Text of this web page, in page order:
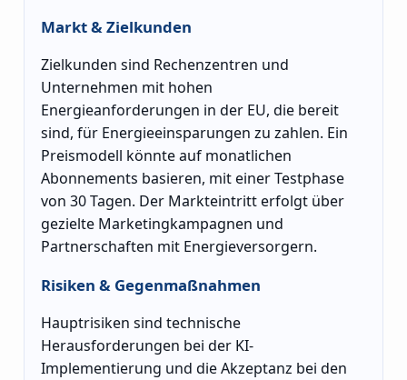
Markt & Zielkunden
Zielkunden sind Rechenzentren und
Unternehmen mit hohen
Energieanforderungen in der EU, die bereit
sind, für Energieeinsparungen zu zahlen. Ein
Preismodell könnte auf monatlichen
Abonnements basieren, mit einer Testphase
von 30 Tagen. Der Markteintritt erfolgt über
gezielte Marketingkampagnen und
Partnerschaften mit Energieversorgern.
Risiken & Gegenmaßnahmen
Hauptrisiken sind technische
Herausforderungen bei der KI-
Implementierung und die Akzeptanz bei den